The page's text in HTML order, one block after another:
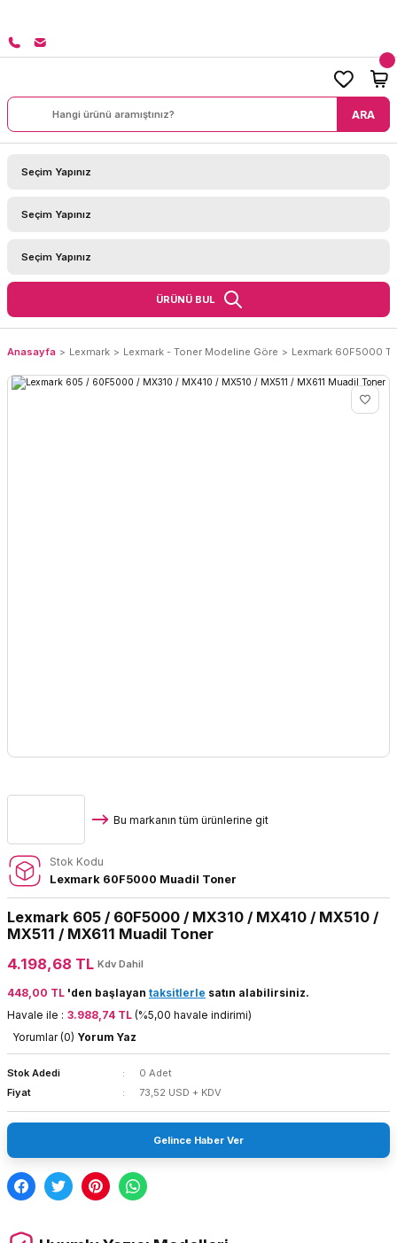
ARA
ÜRÜNÜ BUL
Anasayfa Lexmark Lexmark - Toner Modeline Göre Lexmark 60F5000
Bu markanın tüm ürünlerine git
Stok Kodu
Lexmark 60F5000 Muadil Toner
Lexmark 605 / 60F5000 / MX310 / MX410 / MX510 /
MX511 / MX611 Muadil Toner
4.198,68 TL Kdv Dahil
448,00 TL 'den başlayan taksitlerle satın alabilirsiniz.
Havale ile : 3.988,74 TL (%5,00 havale indirimi)
Yorumlar (0) Yorum Yaz
Stok Adedi
0 Adet
Fiyat
73,52 USD + KDV
Gelince Haber Ver